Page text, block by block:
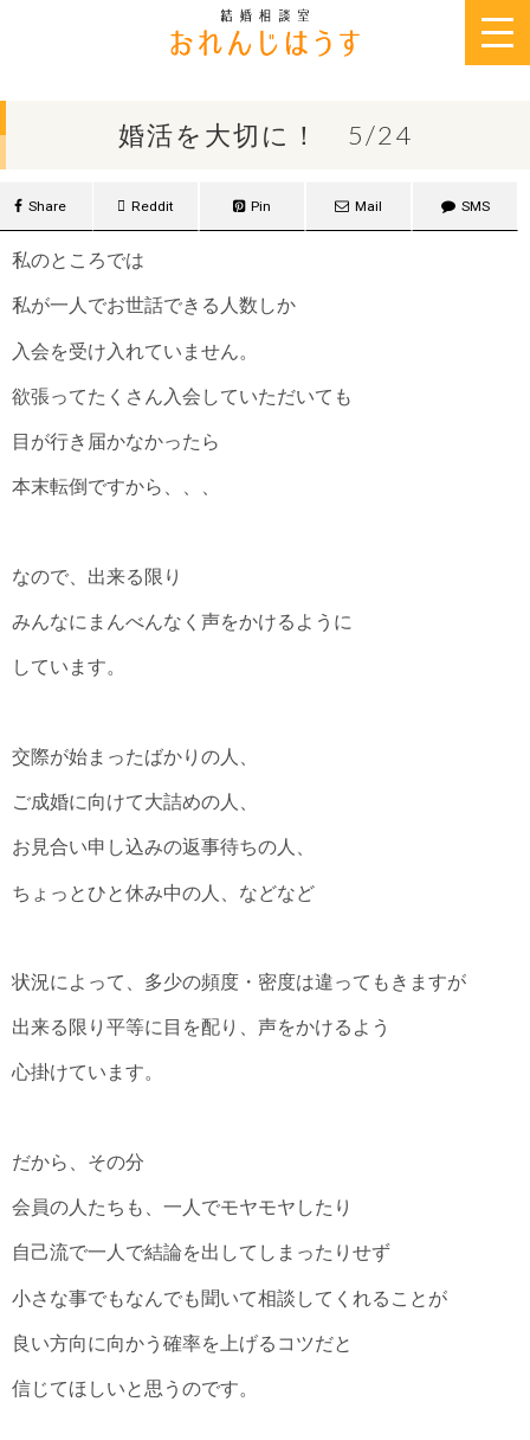
婚活を大切に！ 5/24
Share Reddit Pin Mail SMS
私のところでは
私が一人でお世話できる人数しか
入会を受け入れていません。
欲張ってたくさん入会していただいても
目が行き届かなかったら
本末転倒ですから、、、
なので、出来る限り
みんなにまんべんなく声をかけるように
しています。
交際が始まったばかりの人、
ご成婚に向けて大詰めの人、
お見合い申し込みの返事待ちの人、
ちょっとひと休み中の人、などなど
状況によって、多少の頻度・密度は違ってもきますが
出来る限り平等に目を配り、声をかけるよう
心掛けています。
だから、その分
会員の人たちも、一人でモヤモヤしたり
自己流で一人で結論を出してしまったりせず
小さな事でもなんでも聞いて相談してくれることが
良い方向に向かう確率を上げるコツだと
信じてほしいと思うのです。